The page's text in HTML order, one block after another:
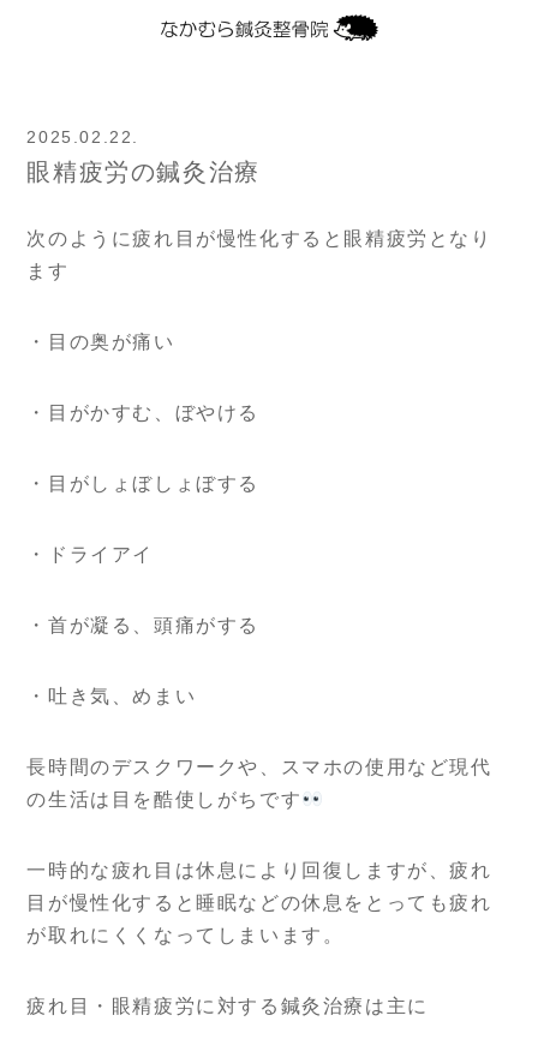
2025.02.22.
眼精疲労の鍼灸治療
次のように疲れ目が慢性化すると眼精疲労となり
ます
・目の奥が痛い
・目がかすむ、ぼやける
・目がしょぼしょぼする
・ドライアイ
・首が凝る、頭痛がする
・吐き気、めまい
長時間のデスクワークや、スマホの使用など現代
の生活は目を酷使しがちです
一時的な疲れ目は休息により回復しますが、疲れ
目が慢性化すると睡眠などの休息をとっても疲れ
が取れにくくなってしまいます。
疲れ目・眼精疲労に対する鍼灸治療は主に